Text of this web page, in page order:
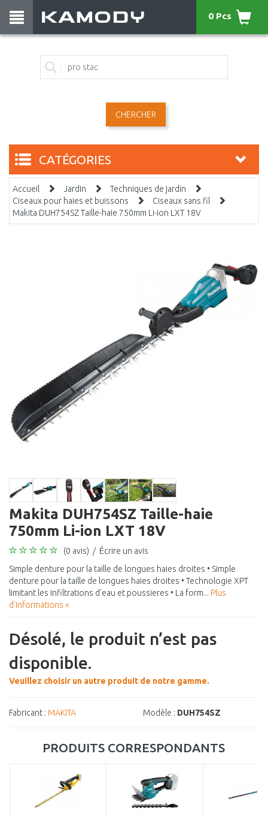
CHERCHER
0 Pcs
CATÉGORIES
Accueil Jardin
Techniques de jardin
Ciseaux pour haies et buissons
Ciseaux sans fil
Makita DUH754SZ Taille-haie 750mm Li-ion LXT 18V
Makita DUH754SZ Taille-haie
750mm Li-ion LXT 18V
(0 avis) / Écrire un avis
Simple denture pour la taille de longues haies droites • Simple
denture pour la taille de longues haies droites • Technologie XPT
limitant les infiltrations d'eau et poussieres • La form... Plus
d'informations »
Désolé, le produit n’est pas
disponible.
Veuillez choisir un autre produit de notre gamme.
Fabricant : MAKITA Modèle : DUH754SZ
PRODUITS CORRESPONDANTS